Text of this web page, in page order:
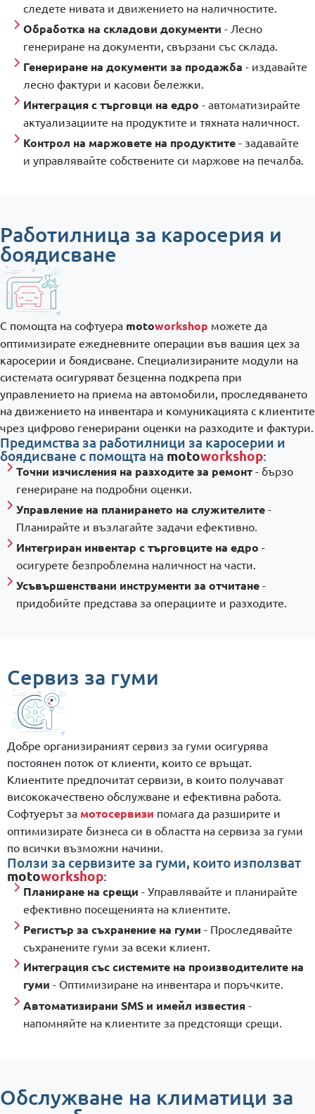
следете нивата и движението на наличностите.
Обработка на складови документи - Лесно
генериране на документи, свързани със склада.
Генериране на документи за продажба - издавайте
лесно фактури и касови бележки.
Интеграция с търговци на едро - автоматизирайте
актуализациите на продуктите и тяхната наличност.
Контрол на маржовете на продуктите- задавайте
и управлявайте собствените си маржове на печалба.
Работилница за каросерия и
боядисване
С помощта на софтуера motoworkshop можете да
оптимизирате ежедневните операции във вашия цех за
каросерии и боядисване. Специализираните модули на
системата осигуряват безценна подкрепа при
управлението на приема на автомобили, проследяването
на движението на инвентара и комуникацията с клиентите
чрез цифрово генерирани оценки на разходите и фактури.
Предимства за работилници за каросерии и
боядисване с помощта на motoworkshop:
Точни изчисления на разходите за ремонт- бързо
генериране на подробни оценки.
Управление на планирането на служителите-
Планирайте и възлагайте задачи ефективно.
Интегриран инвентар с търговците на едро -
осигурете безпроблемна наличност на части.
Усъвършенствани инструменти за отчитане-
придобийте представа за операциите и разходите.
Сервиз за гуми
Добре организираният сервиз за гуми осигурява
постоянен поток от клиенти, които се връщат.
Клиентите предпочитат сервизи, в които получават
висококачествено обслужване и ефективна работа.
Софтуерът за мотосервизи помага да разширите и
оптимизирате бизнеса си в областта на сервиза за гуми
по всички възможни начини.
Ползи за сервизите за гуми, които използват
motoworkshop:
Планиране на срещи - Управлявайте и планирайте
ефективно посещенията на клиентите.
Регистър за съхранение на гуми - Проследявайте
съхранените гуми за всеки клиент.
Интеграция със системите на производителите на
гуми - Оптимизиране на инвентара и поръчките.
Автоматизирани SMS и имейл известия-
напомняйте на клиентите за предстоящи срещи.
Обслужване на климатици за